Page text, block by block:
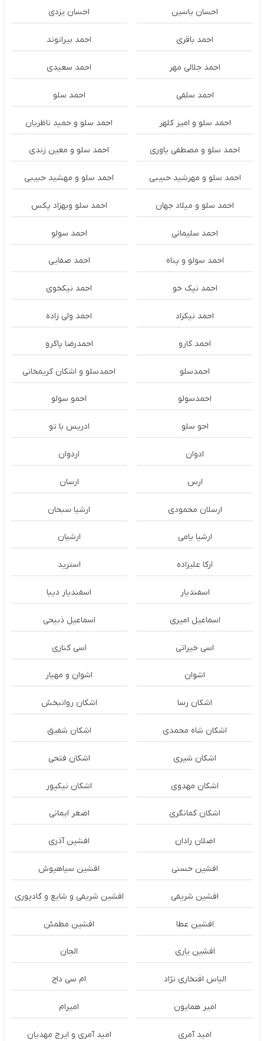
احسان یاسین احسان یزدی
احمد باقری احمد بیرانوند
احمد جلالی مهر احمد سعیدی
احمد سلفی احمد سلو
احمد سلو و امیر کلهر احمد سلو و حمید ناظریان
احمد سلو و مصطفی یاوری احمد سلو و معین زندی
احمد سلو و مهرشید حبیبی احمد سلو و مهشید حبیبی
احمد سلو و میلاد جهان احمد سلو وبهزاد پکس
احمد سلیمانی احمد سولو
احمد سولو و پناه احمد صفایی
احمد نیک خو احمد نیکخوی
احمد نیکزاد احمد ولی زاده
احمد کارو احمدرضا پاکرو
احمدسلو احمدسلو و اشکان کریمخانی
احمدسولو احمو سولو
احو سلو ادریس با تو
ادوان اردوان
ارس ارسان
ارسلان محمودی ارشیا سبحان
ارشیا یامی ارشیان
ارکا علیزاده استرید
اسفندیار اسفندیار دیبا
اسماعیل امیری اسماعیل ذبیحی
اسی خیراتی اسی کناری
اشوان اشوان و مهیار
اشکان رسا اشکان روانبخش
اشکان شاه محمدی اشکان شفیق
اشکان شیری اشکان فتحی
اشکان مهدوی اشکان نیکپور
اشکان‌ کمانگری اصغر ایمانی
اصلان رادان افشین آذری
افشین حسنی افشین سیاهپوش
افشین شریفی افشین شریفی و شایع و گادپوری
افشین عطا افشین مطمئن
افشین یاری الجان
الیاس افتخاری نژاد ام سی داج
امير همايون اميرام
امید آمری امید آمری و ایرج مهدیان